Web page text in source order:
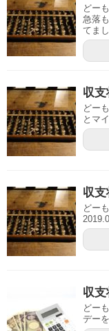
どー
急落
てま
収支
どー
とマ
収支
どー
収支
どー
デー